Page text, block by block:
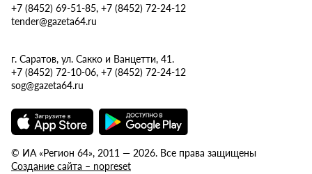
+7 (8452) 69-51-85, +7 (8452) 72-24-12
tender@gazeta64.ru
г. Саратов, ул. Сакко и Ванцетти, 41.
+7 (8452) 72-10-06, +7 (8452) 72-24-12
sog@gazeta64.ru
© ИА «Регион 64», 2011 — 2026. Все права защищены
Создание сайта – nopreset